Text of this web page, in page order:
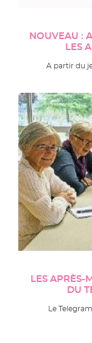
NOUVEAU :
LES
A partir du
LES APRÈS-
DU
Le